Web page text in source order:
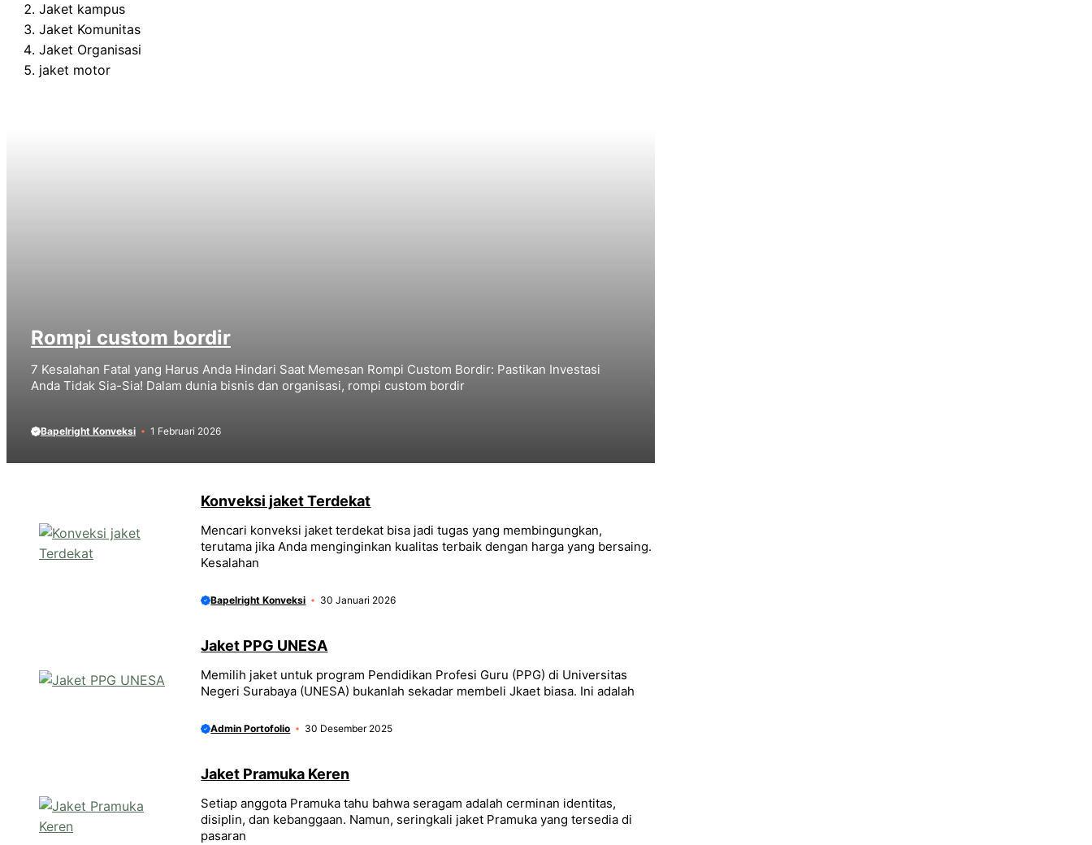
Jaket kampus
Jaket Komunitas
Jaket Organisasi
jaket motor
Rompi custom bordir
7 Kesalahan Fatal yang Harus Anda Hindari Saat Memesan Rompi Custom Bordir: Pastikan Investasi
Anda Tidak Sia-Sia! Dalam dunia bisnis dan organisasi, rompi custom bordir
Bapelright Konveksi 1 Februari 2026
Konveksi jaket Terdekat
Mencari konveksi jaket terdekat bisa jadi tugas yang membingungkan,
terutama jika Anda menginginkan kualitas terbaik dengan harga yang bersaing.
Kesalahan
Bapelright Konveksi 30 Januari 2026
Jaket PPG UNESA
Memilih jaket untuk program Pendidikan Profesi Guru (PPG) di Universitas
Negeri Surabaya (UNESA) bukanlah sekadar membeli Jkaet biasa. Ini adalah
Admin Portofolio 30 Desember 2025
Jaket Pramuka Keren
Setiap anggota Pramuka tahu bahwa seragam adalah cerminan identitas,
disiplin, dan kebanggaan. Namun, seringkali jaket Pramuka yang tersedia di
pasaran